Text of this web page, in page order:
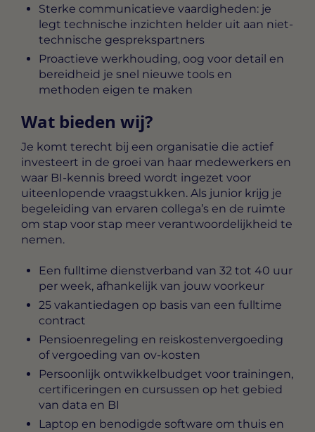
Sterke communicatieve vaardigheden: je
legt technische inzichten helder uit aan niet-
technische gesprekspartners
Proactieve werkhouding, oog voor detail en
bereidheid je snel nieuwe tools en
methoden eigen te maken
Wat bieden wij?
Je komt terecht bij een organisatie die actief
investeert in de groei van haar medewerkers en
waar BI-kennis breed wordt ingezet voor
uiteenlopende vraagstukken. Als junior krijg je
begeleiding van ervaren collega’s en de ruimte
om stap voor stap meer verantwoordelijkheid te
nemen.
Een fulltime dienstverband van 32 tot 40 uur
per week, afhankelijk van jouw voorkeur
25 vakantiedagen op basis van een fulltime
contract
Pensioenregeling en reiskostenvergoeding
of vergoeding van ov-kosten
Persoonlijk ontwikkelbudget voor trainingen,
certificeringen en cursussen op het gebied
van data en BI
Laptop en benodigde software om thuis en